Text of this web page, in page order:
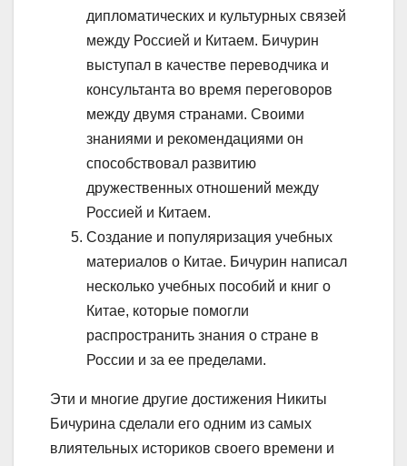
дипломатических и культурных связей
между Россией и Китаем. Бичурин
выступал в качестве переводчика и
консультанта во время переговоров
между двумя странами. Своими
знаниями и рекомендациями он
способствовал развитию
дружественных отношений между
Россией и Китаем.
Создание и популяризация учебных
материалов о Китае. Бичурин написал
несколько учебных пособий и книг о
Китае, которые помогли
распространить знания о стране в
России и за ее пределами.
Эти и многие другие достижения Никиты
Бичурина сделали его одним из самых
влиятельных историков своего времени и